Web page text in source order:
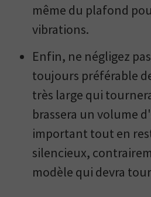
même du plafond
vibrations.
Enfin, ne négligez
toujours préférable
très large qui
brassera un volume
important tout en
silencieux,
modèle qui devra